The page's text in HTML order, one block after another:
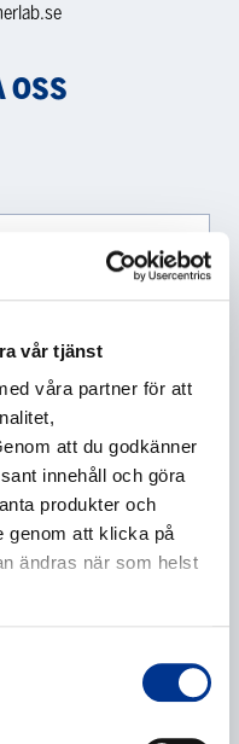
vår tjänst
våra partner för att
att du godkänner
innehåll och göra
produkter och
genom att klicka på
ändras när som helst
OSS